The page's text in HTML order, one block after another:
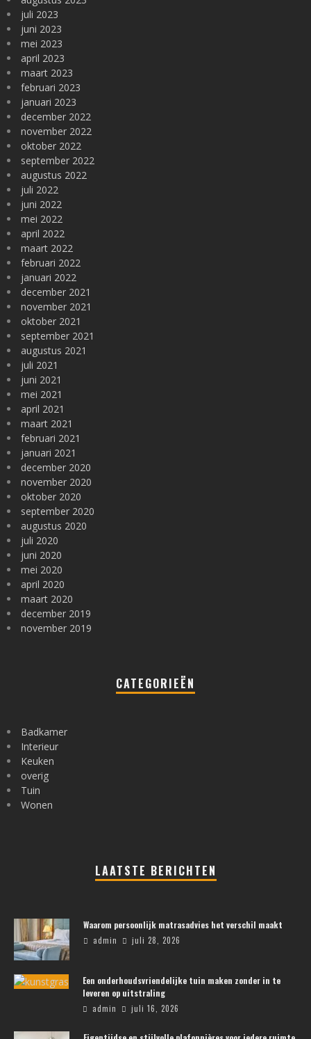
juli 2023
juni 2023
mei 2023
april 2023
maart 2023
februari 2023
januari 2023
december 2022
november 2022
oktober 2022
september 2022
augustus 2022
juli 2022
juni 2022
mei 2022
april 2022
maart 2022
februari 2022
januari 2022
december 2021
november 2021
oktober 2021
september 2021
augustus 2021
juli 2021
juni 2021
mei 2021
april 2021
maart 2021
februari 2021
januari 2021
december 2020
november 2020
oktober 2020
september 2020
augustus 2020
juli 2020
juni 2020
mei 2020
april 2020
maart 2020
december 2019
november 2019
CATEGORIEËN
Badkamer
Interieur
Keuken
overig
Tuin
Wonen
LAATSTE BERICHTEN
Waarom persoonlijk matrasadvies het verschil maakt
admin juli 28, 2026
Een onderhoudsvriendelijke tuin maken zonder in te
leveren op uitstraling
admin juli 16, 2026